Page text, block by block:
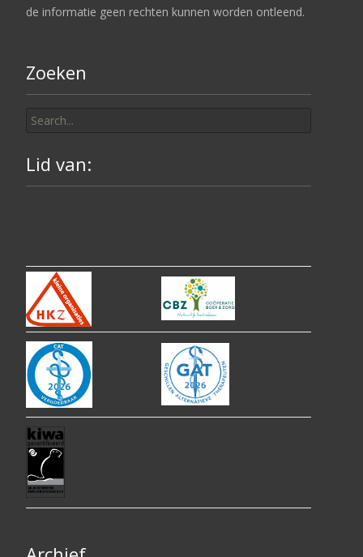
de informatie geen rechten kunnen worden ontleend.
Zoeken
for:
Lid van: